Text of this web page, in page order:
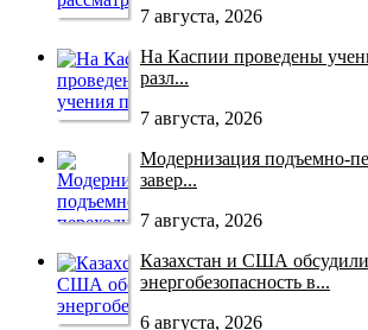
7 августа, 2026
На Каспии проведены
разл...
7 августа, 2026
Модернизация подъемно-
завер...
7 августа, 2026
Казахстан и США обсудили
энергобезопасность в...
6 августа, 2026